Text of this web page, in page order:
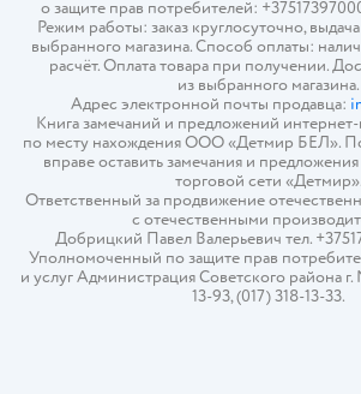
о защите прав потребителей:
Режим работы: заказ круглосуточно,
выбранного магазина. Способ оплаты:
расчёт. Оплата товара при получении.
из выбранного магазина.
Адрес электронной почты продавца:
Книга замечаний и предложений интернет-
по месту нахождения ООО «Детмир БЕЛ».
вправе оставить замечания и
торговой сети «Детмир».
Ответственный за продвижение
с отечественными
Добрицкий Павел Валерьевич тел.
Уполномоченный по защите прав
и услуг Администрация Советского района г.
13-93, (017) 318-13-33.